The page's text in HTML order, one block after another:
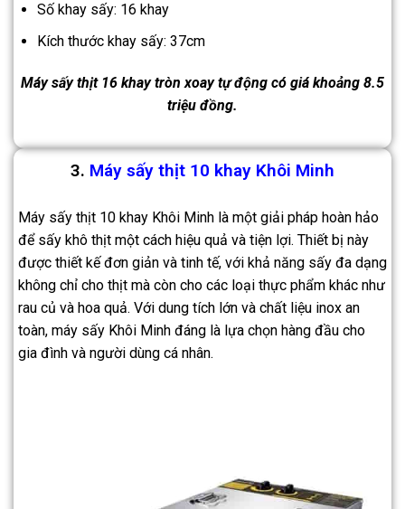
Số khay sấy: 16 khay
Kích thước khay sấy: 37cm
Máy sấy thịt 16 khay tròn xoay tự động có giá khoảng 8.5
triệu đồng.
3. Máy sấy thịt 10 khay Khôi Minh
Máy sấy thịt 10 khay Khôi Minh là một giải pháp hoàn hảo
để sấy khô thịt một cách hiệu quả và tiện lợi. Thiết bị này
được thiết kế đơn giản và tinh tế, với khả năng sấy đa dạng
không chỉ cho thịt mà còn cho các loại thực phẩm khác như
rau củ và hoa quả. Với dung tích lớn và chất liệu inox an
toàn, máy sấy Khôi Minh đáng là lựa chọn hàng đầu cho
gia đình và người dùng cá nhân.